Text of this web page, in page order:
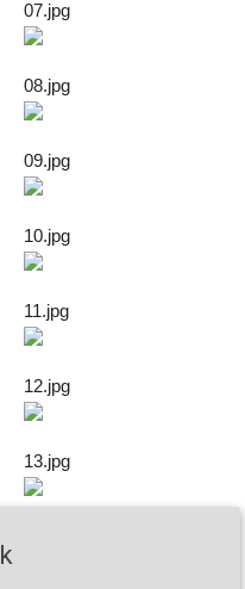
07.jpg
08.jpg
09.jpg
10.jpg
11.jpg
12.jpg
13.jpg